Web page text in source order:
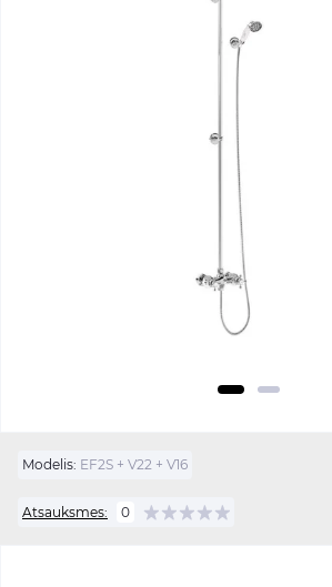
Modelis: EF2S + V22 + V16
Atsauksmes: 0